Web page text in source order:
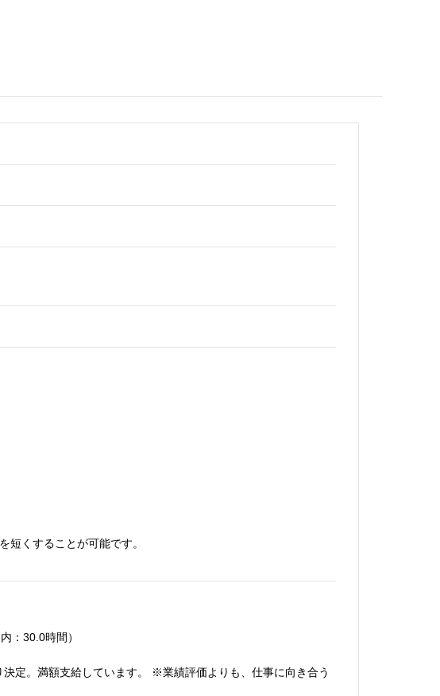
短くすることが可能です。
：30.0時間）
定。満額支給しています。 ※業績評価よりも、仕事に向き合う